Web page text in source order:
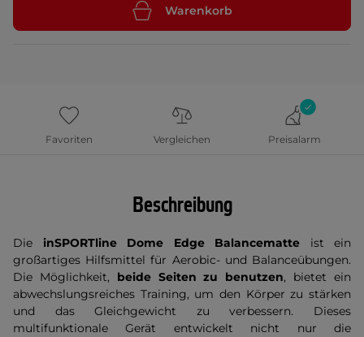
Warenkorb
Favoriten Vergleichen Preisalarm
Beschreibung
Die inSPORTline Dome Edge Balancematte ist ein
großartiges Hilfsmittel für Aerobic- und Balanceübungen.
Die Möglichkeit, beide Seiten zu benutzen, bietet ein
abwechslungsreiches Training, um den Körper zu stärken
und das Gleichgewicht zu verbessern. Dieses
multifunktionale Gerät entwickelt nicht nur die